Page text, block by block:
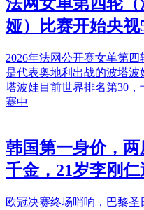
法网女单第四轮
娅）比赛开始央视
2026年法网公开赛女单第
是代表奥地利出战的波塔
塔波娃目前世界排名第30
赛中
韩国第一身价，
千金，21岁李刚
欧冠决赛终场哨响，巴黎圣